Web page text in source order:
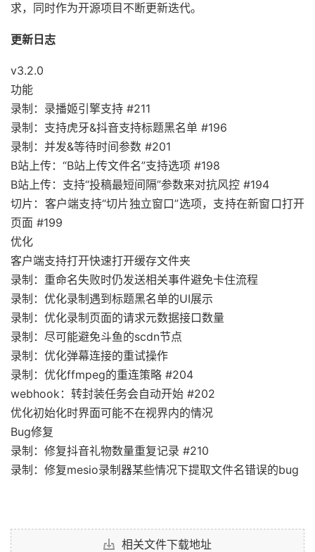
求，同时作为开源项目不断更新迭代。
更新日志
v3.2.0
功能
录制：录播姬引擎支持 #211
录制：支持虎牙&抖音支持标题黑名单 #196
录制：并发&等待时间参数 #201
B站上传：“B站上传文件名”支持选项 #198
B站上传：支持“投稿最短间隔”参数来对抗风控 #194
切片：客户端支持“切片独立窗口”选项，支持在新窗口打开
页面 #199
优化
客户端支持打开快速打开缓存文件夹
录制：重命名失败时仍发送相关事件避免卡住流程
录制：优化录制遇到标题黑名单的UI展示
录制：优化录制页面的请求元数据接口数量
录制：尽可能避免斗鱼的scdn节点
录制：优化弹幕连接的重试操作
录制：优化ffmpeg的重连策略 #204
webhook：转封装任务会自动开始 #202
优化初始化时界面可能不在视界内的情况
Bug修复
录制：修复抖音礼物数量重复记录 #210
录制：修复mesio录制器某些情况下提取文件名错误的bug
相关文件下载地址